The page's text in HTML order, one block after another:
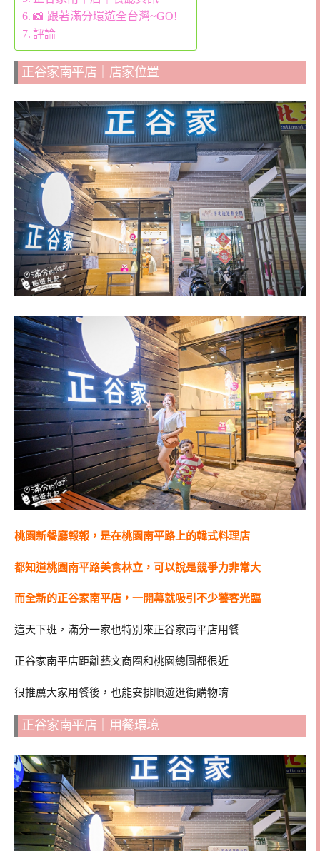
📸 跟著滿分環遊全台灣~GO!
評論
正谷家南平店｜店家位置
桃園新餐廳報報，是在桃園南平路上的韓式料理店
都知道桃園南平路美食林立，可以說是競爭力非常大
而全新的正谷家南平店，一開幕就吸引不少饕客光臨
這天下班，滿分一家也特別來正谷家南平店用餐
正谷家南平店距離藝文商圈和桃園總圖都很近
很推薦大家用餐後，也能安排順遊逛街購物唷
正谷家南平店｜用餐環境